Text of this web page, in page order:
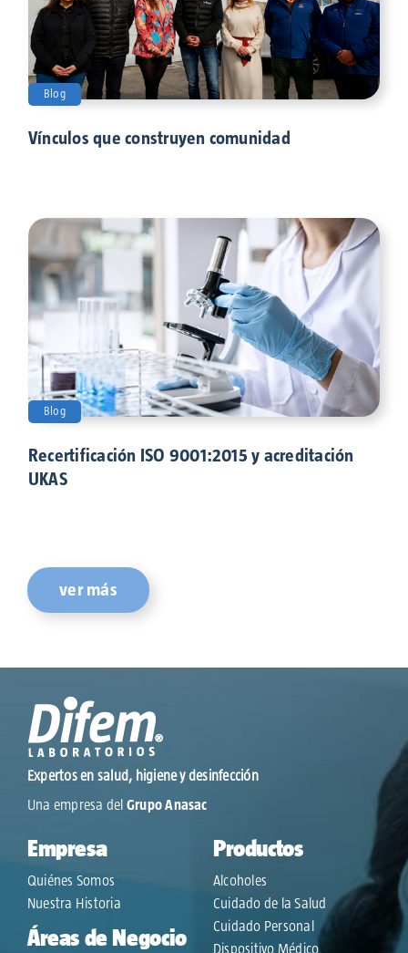
Vínculos que construyen comunidad
Blog
Recertificación ISO 9001:2015 y acreditación
UKAS
Blog
ver más
Expertos en salud, higiene y desinfección
Una empresa del Grupo Anasac
Empresa
Quiénes Somos
Nuestra Historia
Áreas de Negocio
Productos
Alcoholes
Cuidado de la Salud
Cuidado Personal
Dispositivo Médico